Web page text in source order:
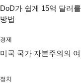
DoD가 쉽게 15억 달러
방법
경제
미국 국가 자본주의의
정치